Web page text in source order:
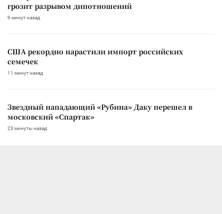
грозит разрывом дипотношений
9 минут назад
США рекордно нарастили импорт российских
семечек
11 минут назад
Звездный нападающий «Рубина» Даку перешел в
московский «Спартак»
23 минуты назад